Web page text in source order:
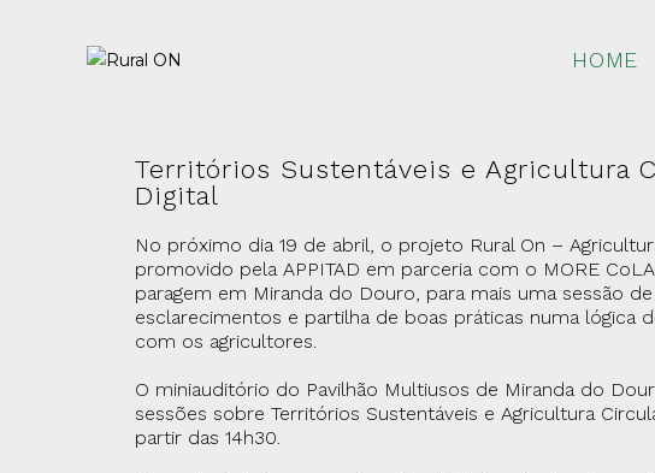
HOME
Territórios Sustentáveis e Agricultura
Digital
No próximo dia 19 de abril, o projeto Rural On –
promovido pela APPITAD em parceria com o MORE
paragem em Miranda do Douro, para mais uma sessão de
esclarecimentos e partilha de boas práticas numa lógica
com os agricultores.
O miniauditório do Pavilhão Multiusos de Miranda do
sessões sobre Territórios Sustentáveis e Agricultura
partir das 14h30.